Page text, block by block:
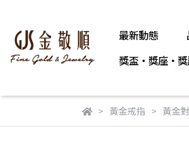
最新動態
獎盃・獎座・
黃金戒指 黃金